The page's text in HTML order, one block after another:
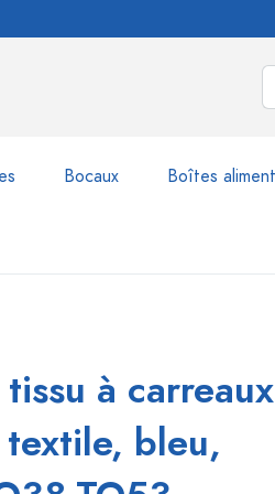
principale
Bocaux Boîtes
Bouteilles par marque
Bouteilles WECK
à carreaux
bleu,